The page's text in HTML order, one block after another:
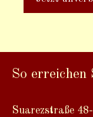
So erreichen
Suarezstraße